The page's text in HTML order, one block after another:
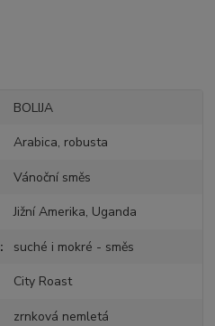
BOLIJA
Arabica, robusta
Vánoční směs
Jižní Amerika, Uganda
suché i mokré - směs
City Roast
zrnková nemletá